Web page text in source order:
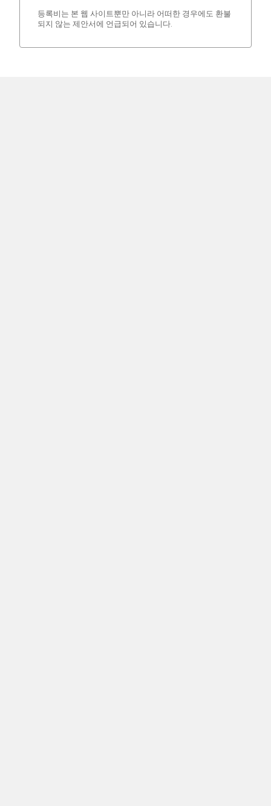
등록비는 본 웹 사이트뿐만 아니라 어떠한 경우에도 환불
되지 않는 제안서에 언급되어 있습니다.